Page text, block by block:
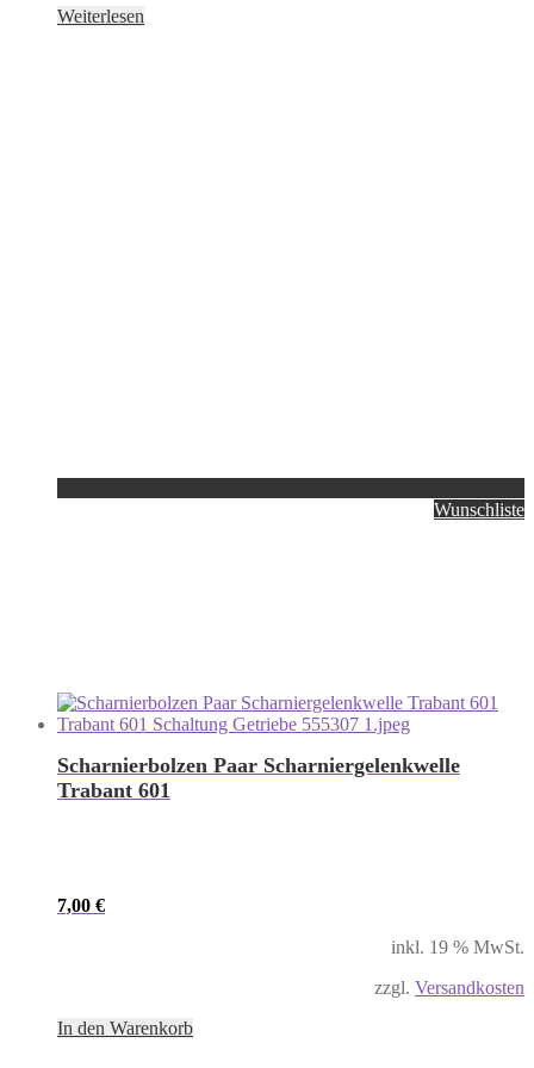
Weiterlesen
Wunschliste
Scharnierbolzen Paar Scharniergelenkwelle
Trabant 601
7,00 €
inkl. 19 % MwSt.
zzgl. Versandkosten
In den Warenkorb